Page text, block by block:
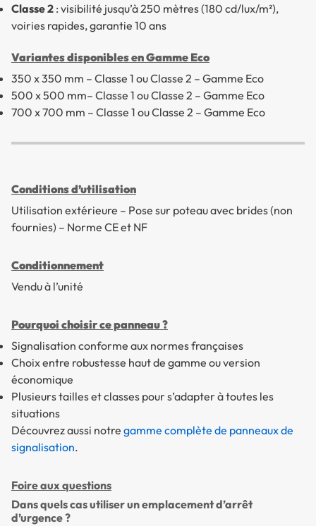
Classe 2 : visibilité jusqu’à 250 mètres (180 cd/lux/m²),
voiries rapides, garantie 10 ans
Variantes disponibles en Gamme Eco
350 x 350 mm – Classe 1 ou Classe 2 – Gamme Eco
500 x 500 mm– Classe 1 ou Classe 2 – Gamme Eco
700 x 700 mm – Classe 1 ou Classe 2 – Gamme Eco
Conditions d’utilisation
Utilisation extérieure – Pose sur poteau avec brides (non
fournies) – Norme CE et NF
Conditionnement
Vendu à l’unité
Pourquoi choisir ce panneau ?
Signalisation conforme aux normes françaises
Choix entre robustesse haut de gamme ou version
économique
Plusieurs tailles et classes pour s’adapter à toutes les
situations
Découvrez aussi notre gamme complète de panneaux de
signalisation.
Foire aux questions
Dans quels cas utiliser un emplacement d’arrêt
d’urgence ?